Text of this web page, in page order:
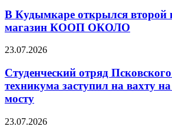
В Кудымкаре открылся второй
магазин КООП ОКОЛО
23.07.2026
Студенческий отряд
техникума заступил на вахту
мосту
23.07.2026